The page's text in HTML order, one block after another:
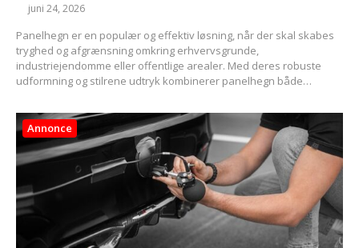
juni 24, 2026
Panelhegn er en populær og effektiv løsning, når der skal skabes
tryghed og afgrænsning omkring erhvervsgrunde,
industriejendomme eller offentlige arealer. Med deres robuste
udformning og stilrene udtryk kombinerer panelhegn både…
Annonce